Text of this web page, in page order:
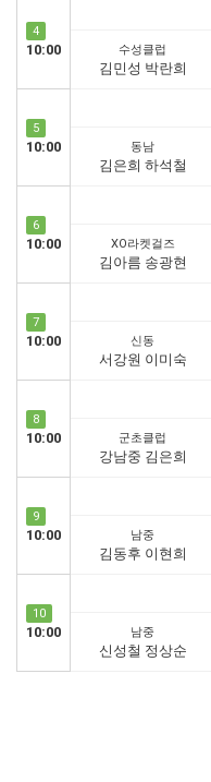
4
10:00 수성클럽
김민성 박란희
5
10:00 동남
김은희 하석철
6
10:00 XO라켓걸즈
김아름 송광현
7
10:00 신동
서강원 이미숙
8
10:00 군초클럽
강남중 김은희
9
10:00 남중
김동후 이현희
10
10:00 남중
신성철 정상순